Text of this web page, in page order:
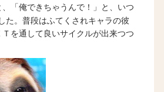
「俺できちゃうんで！」と、いつ
た。普段はふてくされキャラの彼
を通して良いサイクルが出来つつ